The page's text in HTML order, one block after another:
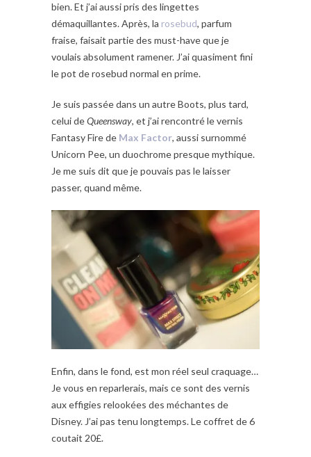
bien. Et j’ai aussi pris des lingettes
démaquillantes. Après, la rosebud, parfum
fraise, faisait partie des must-have que je
voulais absolument ramener. J’ai quasiment fini
le pot de rosebud normal en prime.
Je suis passée dans un autre Boots, plus tard,
celui deQueensway, et j’ai rencontré le vernis
Fantasy Fire de Max Factor, aussi surnommé
Unicorn Pee, un duochrome presque mythique.
Je me suis dit que je pouvais pas le laisser
passer, quand même.
Enfin, dans le fond, est mon réel seul craquage…
Je vous en reparlerais, mais ce sont des vernis
aux effigies relookées des méchantes de
Disney. J’ai pas tenu longtemps. Le coffret de 6
coutait 20£.